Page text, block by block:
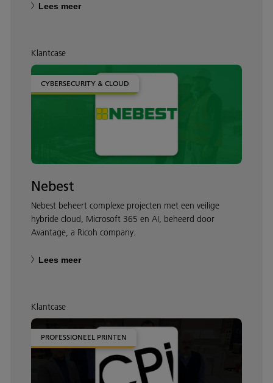
Lees meer
Klantcase
CYBERSECURITY & CLOUD
Nebest
Nebest beheert complexe projecten met een veilige
hybride cloud, Microsoft 365 en AI, beheerd door
Avantage, a Ricoh company.
Lees meer
Klantcase
PROFESSIONEEL PRINTEN